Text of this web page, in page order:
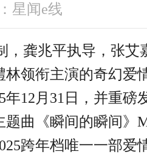
星闻e线
，龚兆平执导，张艾
林领衔主演的奇幻爱
年12月31日，并重磅
题曲《瞬间的瞬间》
跨年档唯一一部爱